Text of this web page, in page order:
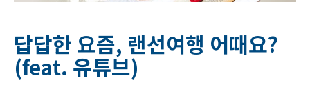
답답한 요즘, 랜선여행 어때요?
(feat. 유튜브)